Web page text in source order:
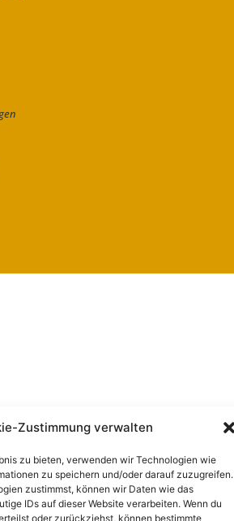
Zustimmung verwalten
zu bieten, verwenden wir Technologien wie
zu speichern und/oder darauf zuzugreifen.
zustimmst, können wir Daten wie das
IDs auf dieser Website verarbeiten. Wenn du
oder zurückziehst, können bestimmte